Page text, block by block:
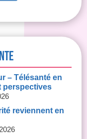
– Télésanté en
perspectives
reviennent en